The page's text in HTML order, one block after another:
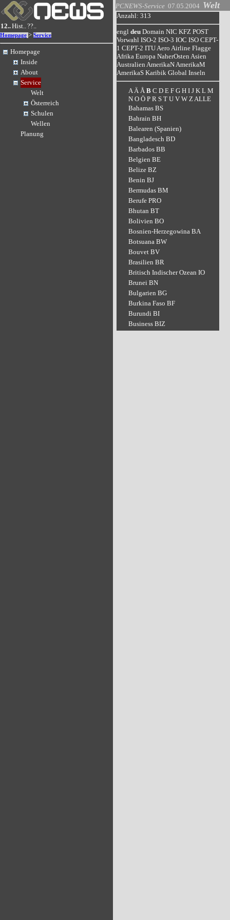
12..Hist..??..
Homepage > Service
Homepage
Inside
About
Service
Welt
Österreich
Schulen
Wellen
Planung
PCNEWS-Service 07.05.2004 Welt
Anzahl: 313
engl deu Domain NIC KFZ POST
Vorwahl ISO-2 ISO-3 IOC ISO CEPT-
1 CEPT-2 ITUAero Airline Flagge
Afrika Europa NaherOsten Asien
Australien AmerikaNAmerikaM
AmerikaS Karibik Global Inseln
A Ä Å B C D E F G H I J K L M
N O Ö P R S T U V W Z ALLE
Bahamas BS
Bahrain BH
Balearen (Spanien)
Bangladesch BD
Barbados BB
Belgien BE
Belize BZ
Benin BJ
Bermudas BM
Berufe PRO
Bhutan BT
Bolivien BO
Bosnien-Herzegowina BA
Botsuana BW
Bouvet BV
Brasilien BR
Britisch Indischer Ozean IO
Brunei BN
Bulgarien BG
Burkina Faso BF
Burundi BI
Business BIZ